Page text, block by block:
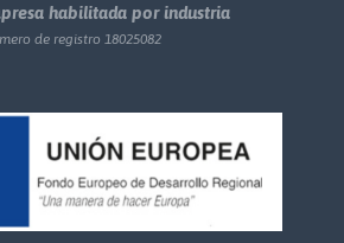
habilitada por industria
de registro 18025082